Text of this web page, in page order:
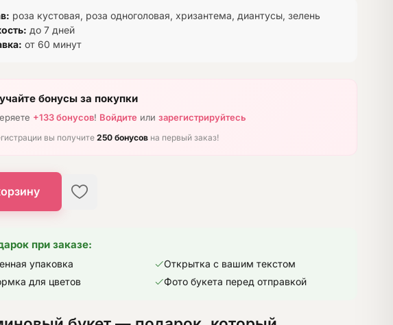
роза кустовая, роза одноголовая, хризантема, диантусы, зелень
до 7 дней
от 60 минут
бонусы за покупки
+133 бонусов! Войдите или зарегистрируйтесь
вы получите250 бонусов на первый заказ!
при заказе:
упаковка
Открытка с вашим текстом
для цветов
Фото букета перед отправкой